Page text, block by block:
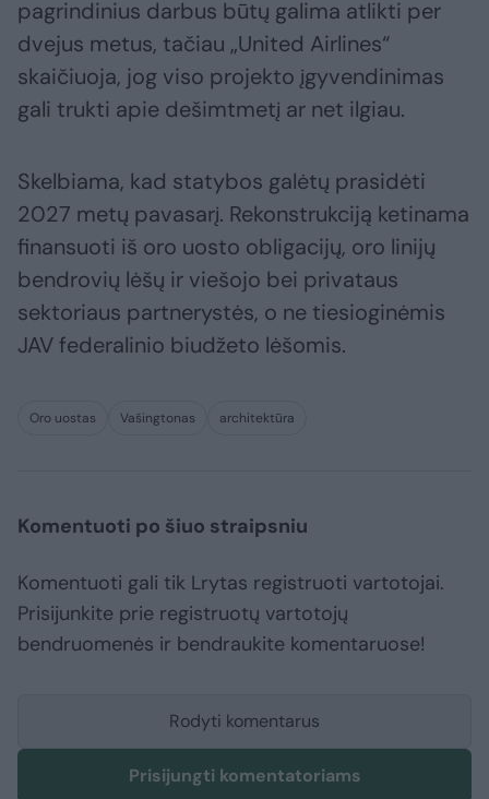
pagrindinius darbus būtų galima atlikti per
dvejus metus, tačiau „United Airlines“
skaičiuoja, jog viso projekto įgyvendinimas
gali trukti apie dešimtmetį ar net ilgiau.
Skelbiama, kad statybos galėtų prasidėti
2027 metų pavasarį. Rekonstrukciją ketinama
finansuoti iš oro uosto obligacijų, oro linijų
bendrovių lėšų ir viešojo bei privataus
sektoriaus partnerystės, o ne tiesioginėmis
JAV federalinio biudžeto lėšomis.
Oro uostas Vašingtonas architektūra
Komentuoti po šiuo straipsniu
Komentuoti gali tik Lrytas registruoti vartotojai.
Prisijunkite prie registruotų vartotojų
bendruomenės ir bendraukite komentaruose!
Rodyti komentarus
Prisijungti komentatoriams